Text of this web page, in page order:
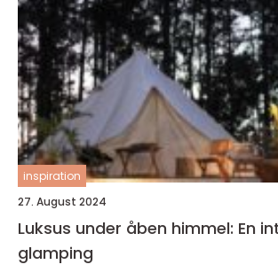
inspiration
27. August 2024
Luksus under åben himmel: En
glamping